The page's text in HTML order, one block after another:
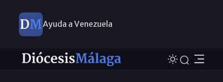
Ayuda a Venezuela